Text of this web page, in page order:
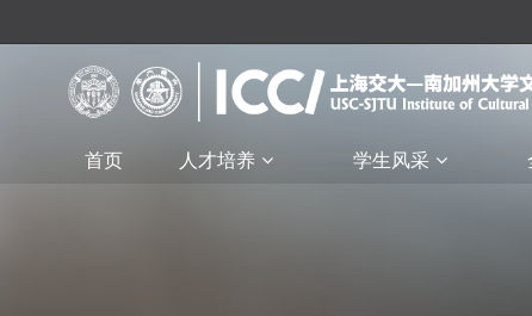
首页 人才培养 学生风采